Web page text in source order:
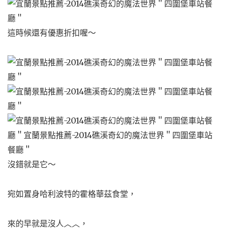
這時候還有優惠折扣喔～
沒錯就是它～
宛如置身哈利波特的霍格華茲食堂，
來的早就是沒人︿︿，